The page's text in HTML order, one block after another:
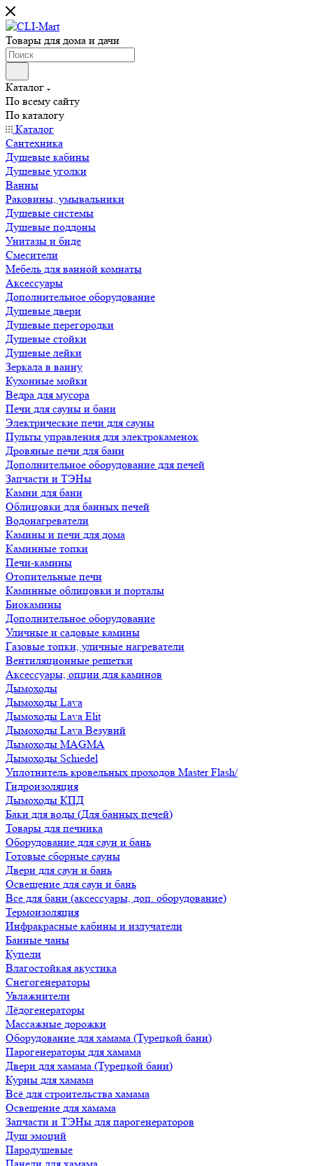
Товары для дома и дачи
Каталог
По всему сайту
По каталогу
Каталог
Сантехника
Душевые кабины
Душевые уголки
Ванны
Раковины, умывальники
Душевые системы
Душевые поддоны
Унитазы и биде
Смесители
Мебель для ванной комнаты
Аксессуары
Дополнительное оборудование
Душевые двери
Душевые перегородки
Душевые стойки
Душевые лейки
Зеркала в ванну
Кухонные мойки
Ведра для мусора
Печи для сауны и бани
Электрические печи для сауны
Пульты управления для электрокаменок
Дровяные печи для бани
Дополнительное оборудование для печей
Запчасти и ТЭНы
Камни для бани
Облицовки для банных печей
Водонагреватели
Камины и печи для дома
Каминные топки
Печи-камины
Отопительные печи
Каминные облицовки и порталы
Биокамины
Дополнительное оборудование
Уличные и садовые камины
Газовые топки, уличные нагреватели
Вентиляционные решетки
Аксессуары, опции для каминов
Дымоходы
Дымоходы Lava
Дымоходы Lava Elit
Дымоходы Lava Везувий
Дымоходы MAGMA
Дымоходы Schiedel
Уплотнитель кровельных проходов Master Flash/
Гидроизоляция
Дымоходы КПД
Баки для воды (Для банных печей)
Товары для печника
Оборудование для саун и бань
Готовые сборные сауны
Двери для саун и бань
Освещение для саун и бань
Все для бани (аксессуары, доп. оборудование)
Термоизоляция
Инфракрасные кабины и излучатели
Банные чаны
Купели
Влагостойкая акустика
Снегогенераторы
Увлажнители
Лёдогенераторы
Массажные дорожки
Оборудование для хамама (Турецкой бани)
Парогенераторы для хамама
Двери для хамама (Турецкой бани)
Курны для хамама
Всё для строительства хамама
Освещение для хамама
Запчасти и ТЭНы для парогенераторов
Душ эмоций
Пародушевые